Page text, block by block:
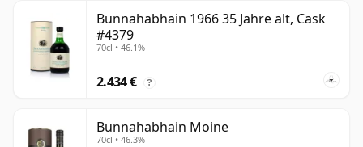
Bunnahabhain 1966 35 Jahre alt, Cask
#4379
70cl • 46.1%
2.434 € ?
Bunnahabhain Moine
70cl • 46.3%